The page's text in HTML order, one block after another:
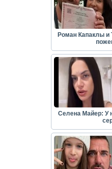
Роман Капаклы и
Селена Майер: У